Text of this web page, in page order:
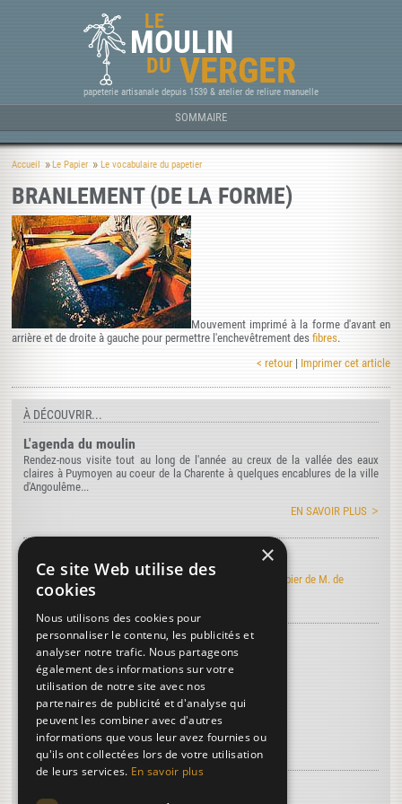
LE
MOULIN
DU VERGER
papeterie artisanale depuis 1539 & atelier de reliure manuelle
SOMMAIRE
Accueil Le Papier Le vocabulaire du papetier
BRANLEMENT (DE LA FORME)
Mouvement imprimé à la forme d'avant en
arrière et de droite à gauche pour permettre l'enchevêtrement des fibres.
< retour | Imprimer cet article
À DÉCOUVRIR...
L'agenda du moulin
Rendez-nous visite tout au long de l'année au creux de la vallée des eaux
claires à Puymoyen au coeur de la Charente à quelques encablures de la ville
d'Angoulême...
EN SAVOIR PLUS
Art de faire le papier
Découvrez l'édition électronique de l'Art de faire le papier de M. de
Lalande
Découvrez le vocabulaire du papier...
Filigrane
Main
Pâte à papier
Plus de termes...
×
Ce site Web utilise des
cookies
Nous utilisons des cookies pour
personnaliser le contenu, les publicités et
analyser notre trafic. Nous partageons
également des informations sur votre
utilisation de notre site avec nos
partenaires de publicité et d'analyse qui
peuvent les combiner avec d'autres
informations que vous leur avez fournies ou
qu'ils ont collectées lors de votre utilisation
de leurs services. En savoir plus